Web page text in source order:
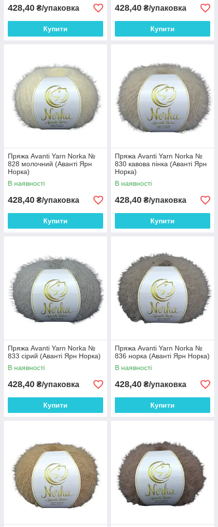
428,40 ₴/упаковка
Купити
428,40 ₴/упаковка
Купити
Пряжа Avanti Yarn Norka №
828 молочний (Аванті Ярн
Норка)
В наявності
428,40 ₴/упаковка
Купити
Пряжа Avanti Yarn Norka №
830 кавова пінка (Аванті Ярн
Норка)
В наявності
428,40 ₴/упаковка
Купити
Пряжа Avanti Yarn Norka №
833 сірий (Аванті Ярн Норка)
В наявності
428,40 ₴/упаковка
Купити
Пряжа Avanti Yarn Norka №
836 норка (Аванті Ярн Норка)
В наявності
428,40 ₴/упаковка
Купити